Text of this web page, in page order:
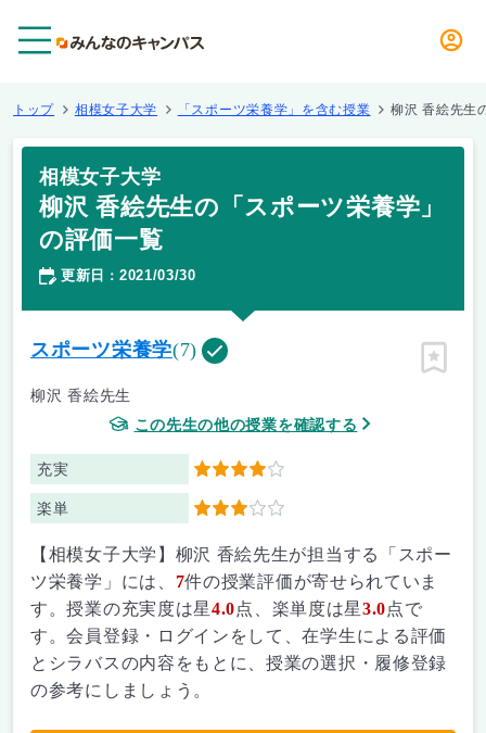
トップ 相模女子大学 「スポーツ栄養学」を含む授業 柳沢 香絵先生
相模女子大学
柳沢 香絵先生の「スポーツ栄養学」
の評価一覧
更新日 ： 2021/03/30
スポーツ栄養学(7)
柳沢 香絵先生
この先生の他の授業を確認する
充実 4
楽単 3
ピン留
【相模女子大学】柳沢 香絵先生が担当する「スポー
ツ栄養学」には、 7件の授業評価が寄せられていま
す。授業の充実度は星4.0点、楽単度は星3.0点で
す。会員登録・ログインをして、在学生による評価
とシラバスの内容をもとに、授業の選択・履修登録
の参考にしましょう。